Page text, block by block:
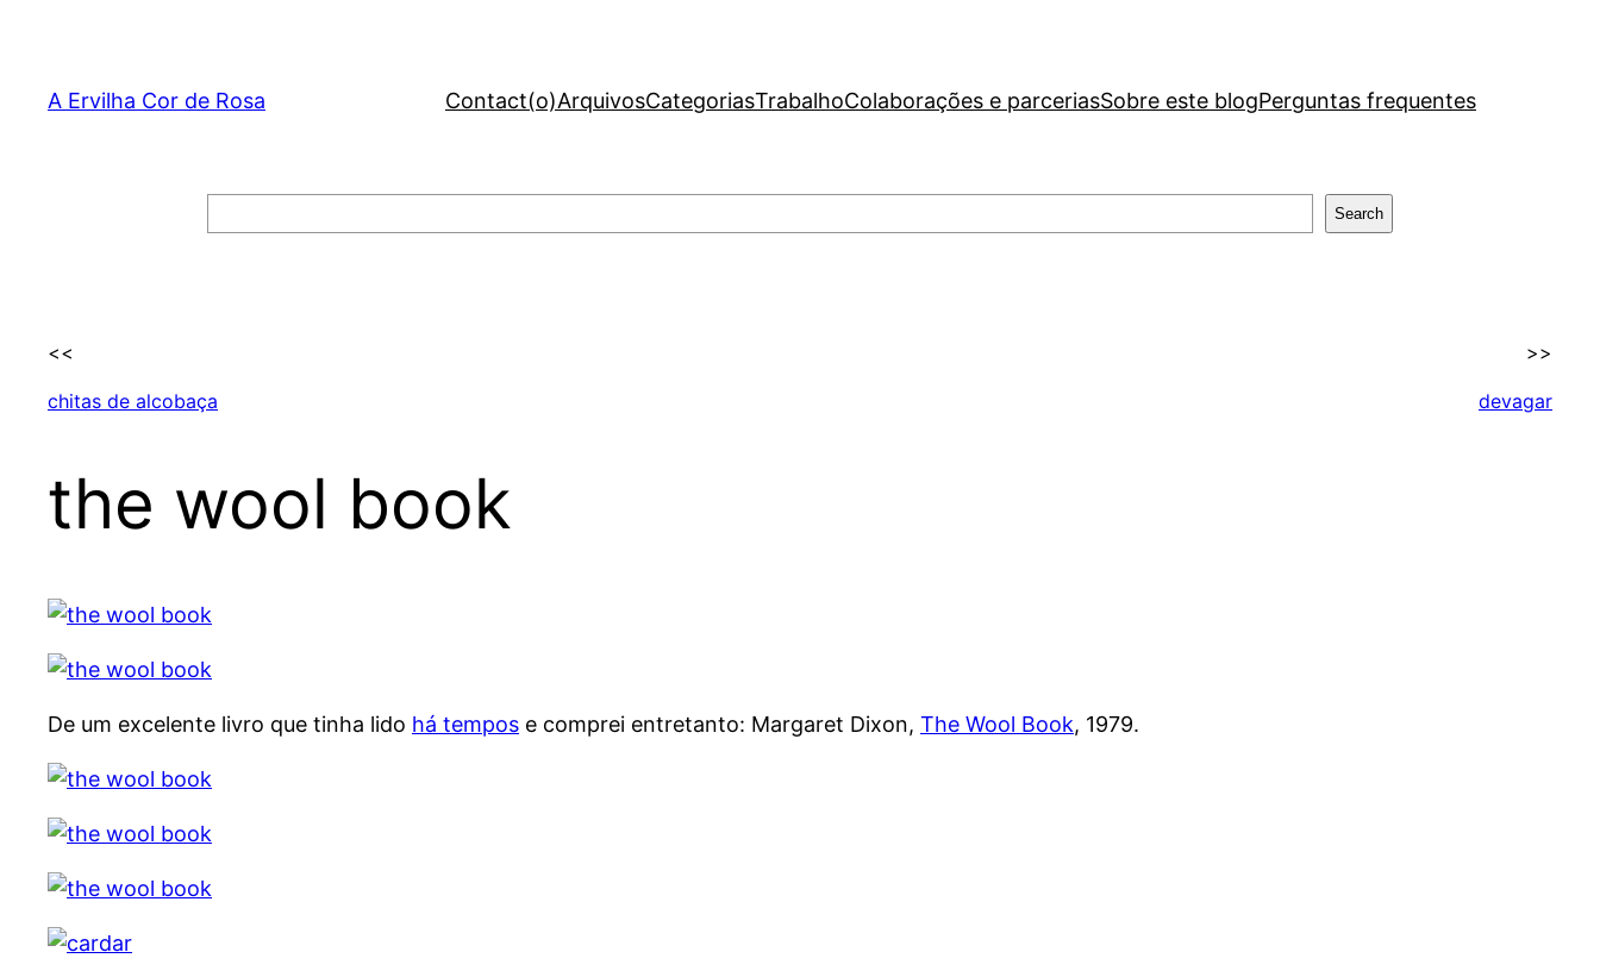
content
A Ervilha Cor de Rosa Contact(o)ArquivosCategoriasTrabalhoColaborações e parceriasSobre este blogPerguntas frequentes
Search
<<
chitas de alcobaça
>>
devagar
the wool book
De um excelente livro que tinha lido há tempos e comprei entretanto: Margaret Dixon, The Wool Book, 1979.